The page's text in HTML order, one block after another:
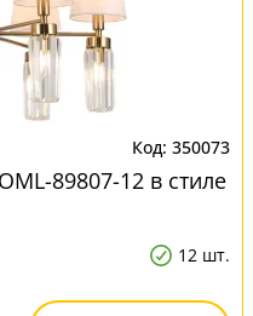
350073
89807-12 в стиле
12 шт.